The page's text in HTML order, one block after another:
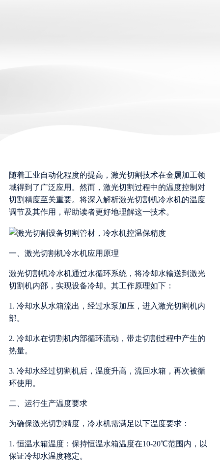
随着工业自动化程度的提高，激光切割技术在金属加工领
域得到了广泛应用。然而，激光切割过程中的温度控制对
切割精度至关重要。将深入解析激光切割机冷水机的温度
调节及其作用，帮助读者更好地理解这一技术。
一、激光切割机冷水机应用原理
激光切割机冷水机通过水循环系统，将冷却水输送到激光
切割机内部，实现设备冷却。其工作原理如下：
1. 冷却水从水箱流出，经过水泵加压，进入激光切割机内
部。
2. 冷却水在切割机内部循环流动，带走切割过程中产生的
热量。
3. 冷却水经过切割机后，温度升高，流回水箱，再次被循
环使用。
二、运行生产温度要求
为确保激光切割精度，冷水机需满足以下温度要求：
1. 恒温水箱温度：保持恒温水箱温度在10-20℃范围内，以
保证冷却水温度稳定。